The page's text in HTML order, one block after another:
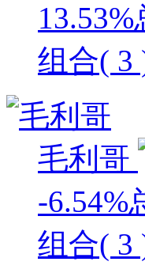
13.53%
组合( 3
毛利哥
-6.54%
组合( 3